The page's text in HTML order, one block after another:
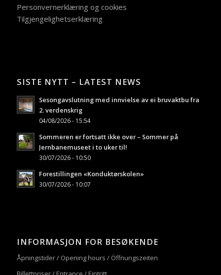
Personvernerklæring og cookies
Tilgjengelighetserklæring
SISTE NYTT – LATEST NEWS
Sesongavslutning med innvielse av ei bruvaktbu fra
2. verdenskrig
04/08/2026 - 15:54
Sommeren er fortsatt ikke over – Sommer på
Jernbanemuseet i to uker til!
30/07/2026 - 10:50
Forestillingen «Konduktørskolen»
30/07/2026 - 10:07
INFORMASJON FOR BESØKENDE
Åpningstider / Opening hours / Öffnungszeiten